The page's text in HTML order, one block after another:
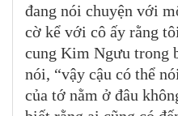
đang nói chuyện với
cờ kể với cô ấy rằng
cung Kim Ngưu trong
nói, “vậy cậu có thể
của tớ nằm ở đâu